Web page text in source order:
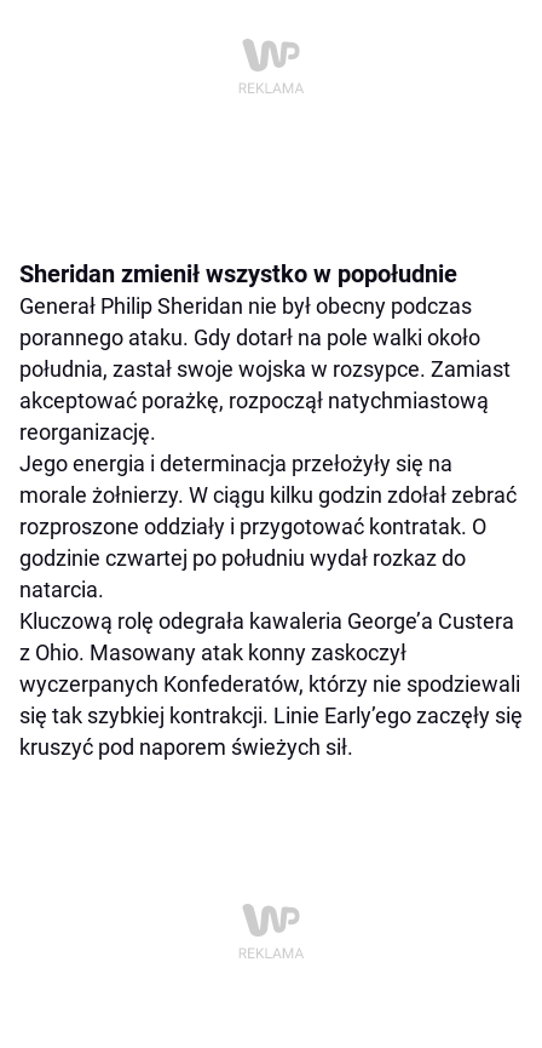
Sheridan zmienił wszystko w popołudnie
Generał Philip Sheridan nie był obecny podczas
porannego ataku. Gdy dotarł na pole walki około
południa, zastał swoje wojska w rozsypce. Zamiast
akceptować porażkę, rozpoczął natychmiastową
reorganizację.
Jego energia i determinacja przełożyły się na
morale żołnierzy. W ciągu kilku godzin zdołał zebrać
rozproszone oddziały i przygotować kontratak. O
godzinie czwartej po południu wydał rozkaz do
natarcia.
Kluczową rolę odegrała kawaleria George’a Custera
z Ohio. Masowany atak konny zaskoczył
wyczerpanych Konfederatów, którzy nie spodziewali
się tak szybkiej kontrakcji. Linie Early’ego zaczęły się
kruszyć pod naporem świeżych sił.